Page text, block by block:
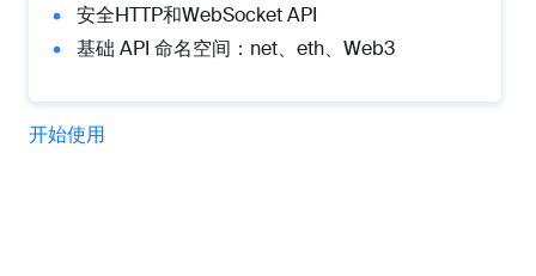
安全HTTP和WebSocket API
基础 API 命名空间：net、eth、Web3
开始使用